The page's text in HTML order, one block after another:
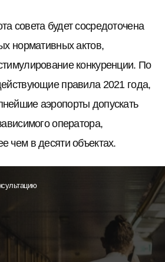
совета будет сосредоточена
нормативных актов,
конкуренции. По
правила 2021 года,
аэропорты допускать
оператора,
чем в десяти объектах.